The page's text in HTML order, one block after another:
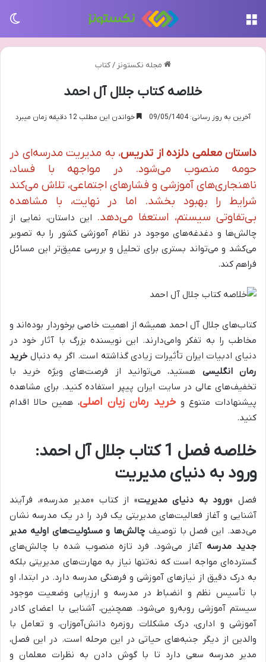
مجله نکستونز /کتاب
خلاصه کتاب جلال آل احمد
آخرین به روز رسانی: 09/05/1404 خواندن این مطلب 12 دقیقه زمان میبرد
داستان معلمی دلزده از تدریس، به مدیریت مدرسه‌ای در
حومه منصوب می‌شود. در مواجهه با فساد،
ناهنجاری‌های آموزشی و فشارهای اجتماعی، تلاش می‌کند
شرایط را بهبود بخشد. اما در نهایت، با مشاهده
بی‌تفاوتی سیستم، استعفا می‌دهد. این داستان، نمایی از
چالش‌ها و دغدغه‌های موجود در نظام آموزشی کشور را به تصویر
می‌کشد و می‌تواند بستری برای تحلیل و بررسی عمیق‌تر این مسائل
فراهم کند.
کتاب‌های جلال آل احمد همیشه از اهمیت خاصی برخوردار بوده‌اند و
مخاطب را به تفکر وامی‌دارند. این نویسنده بزرگ با آثار خود در
دنیای ادبیات ایران تأثیرات زیادی گذاشته است. اگر به دنبال خرید
رمان انگلیسی هستید، می‌توانید از فرصت‌های ویژه خرید با
تخفیف‌های عالی در سایت ایران پیپر استفاده کنید. برای مشاهده
پیشنهادات متنوع وخرید رمان زبان اصلی، همین حالا اقدام
کنید.
خلاصه فصل 1 کتاب جلال آل احمد:
ورود به دنیای مدیریت
فصل «ورود به دنیای مدیریت» از کتاب «مدیر مدرسه»، فرآیند
آشنایی و آغاز فعالیت‌های مدیریتی یک فرد را در یک مدرسه نشان
می‌دهد. این فصل با توصیف چالش‌ها و مسئولیت‌های اولیه مدیر
جدید مدرسه آغاز می‌شود. فرد تازه منصوب شده با چالش‌های
گسترده‌ای مواجه است که نه‌تنها نیاز به مهارت‌های مدیریتی بلکه
به درک دقیق از نیازهای آموزشی و فرهنگی مدرسه دارد. در ابتدا، او
با تأسیس نظم و انضباط در مدرسه و ارزیابی وضعیت موجود
سیستم آموزشی روبه‌رو می‌شود. همچنین،آشنایی با اعضای کادر
آموزشی و اداری، درک مشکلات روزمره دانش‌آموزان، و تعامل با
والدین از دیگر جنبه‌های حیاتی در این مرحله است. در این فصل،
مدیر مدرسه سعی دارد تا با گوش دادن به نظرات معلمان و